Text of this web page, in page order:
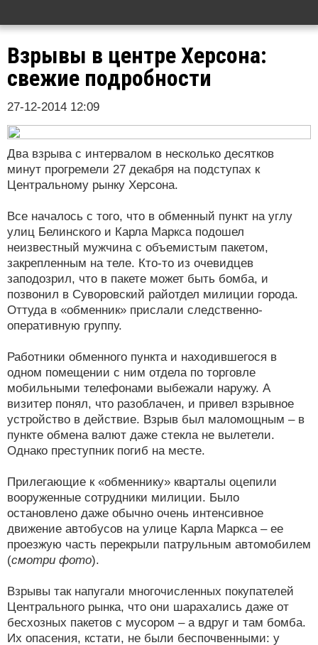
Взрывы в центре Херсона:
свежие подробности
27-12-2014 12:09
Два взрыва с интервалом в несколько десятков
минут прогремели 27 декабря на подступах к
Центральному рынку Херсона.
Все началось с того, что в обменный пункт на углу
улиц Белинского и Карла Маркса подошел
неизвестный мужчина с объемистым пакетом,
закрепленным на теле. Кто-то из очевидцев
заподозрил, что в пакете может быть бомба, и
позвонил в Суворовский райотдел милиции города.
Оттуда в «обменник» прислали следственно-
оперативную группу.
Работники обменного пункта и находившегося в
одном помещении с ним отдела по торговле
мобильными телефонами выбежали наружу. А
визитер понял, что разоблачен, и привел взрывное
устройство в действие. Взрыв был маломощным – в
пункте обмена валют даже стекла не вылетели.
Однако преступник погиб на месте.
Прилегающие к «обменнику» кварталы оцепили
вооруженные сотрудники милиции. Было
остановлено даже обычно очень интенсивное
движение автобусов на улице Карла Маркса – ее
проезжую часть перекрыли патрульным автомобилем
(смотри фото).
Взрывы так напугали многочисленных покупателей
Центрального рынка, что они шарахались даже от
бесхозных пакетов с мусором – а вдруг и там бомба.
Их опасения, кстати, не были беспочвенными: у